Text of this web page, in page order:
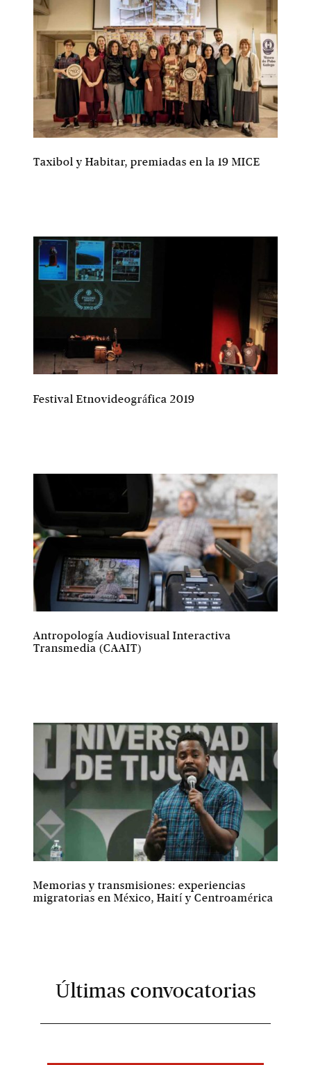
Taxibol y Habitar, premiadas en la 19 MICE
Festival Etnovideográfica 2019
Antropología Audiovisual Interactiva
Transmedia (CAAIT)
Memorias y transmisiones: experiencias
migratorias en México, Haití y Centroamérica
Últimas convocatorias